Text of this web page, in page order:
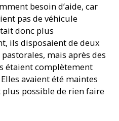
besoin d’aide, car
pas de véhicule
donc plus
ils disposaient de deux
mais après des
étaient complètement
avaient été maintes
plus possible de rien faire